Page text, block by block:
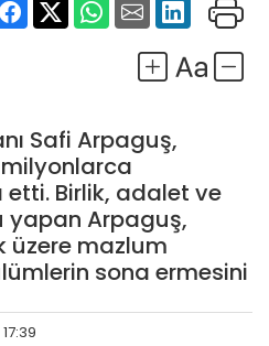
Safi Arpaguş,
Birlik, adalet ve
yapan Arpaguş,
üzere mazlum
sona ermesini